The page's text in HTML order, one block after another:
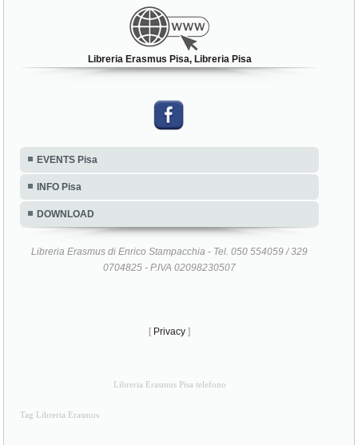
Libreria Erasmus Pisa, Libreria Pisa
EVENTS Pisa
INFO Pisa
DOWNLOAD
Libreria Erasmus di Enrico Stampacchia - Tel. 050 554059 / 329
0704825 - P.IVA 02098230507
[ Privacy ]
Libreria Erasmus Pisa telefono
Tag Libreria Erasmus